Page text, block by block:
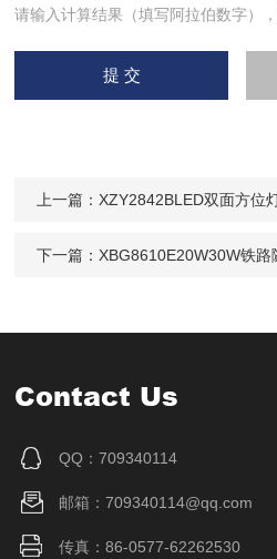
请输入计算结果（填写阿拉伯数字）
上一篇： XZY2842BLED双面方位灯
下一篇： XBG8610E20W30W铁路隧
Contact Us
QQ：709340114
邮箱：709340114@qq.com
传真：86-0577-62262530